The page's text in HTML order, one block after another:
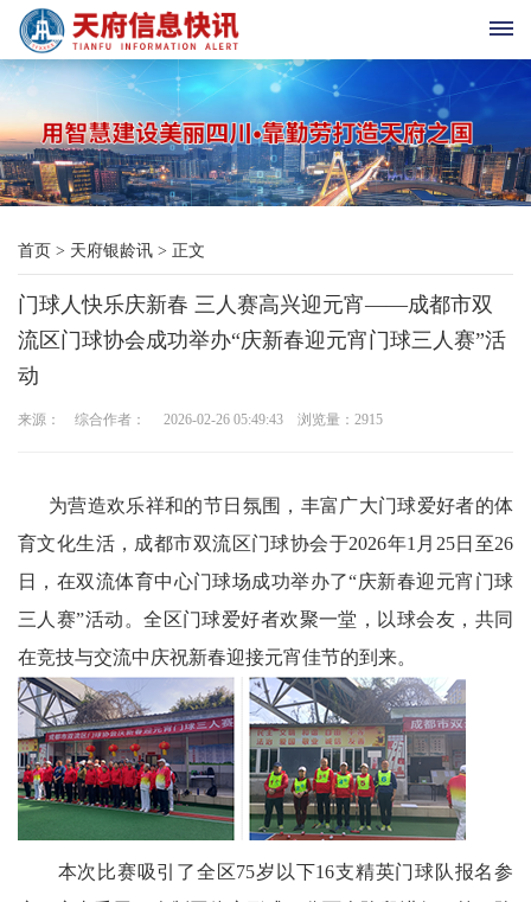
首
页
天
府
老
协
府
科
技
天
府
三
农
天
首页 > 天府银龄讯 > 正文
门球人快乐庆新春 三人赛高兴迎元宵——成都市双
流区门球协会成功举办“庆新春迎元宵门球三人赛”活
动
来源： 综合作者： 2026-02-26 05:49:43 浏览量： 2915
为营造欢乐祥和的节日氛围，丰富广大门球爱好者的体
育文化生活，成都市双流区门球协会于2026年1月25日至26
日，在双流体育中心门球场成功举办了“庆新春迎元宵门球
三人赛”活动。全区门球爱好者欢聚一堂，以球会友，共同
在竞技与交流中庆祝新春迎接元宵佳节的到来。
本次比赛吸引了全区75岁以下16支精英门球队报名参